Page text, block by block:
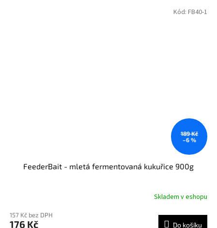
189 Kč
–6 %
FeederBait - mletá fermentovaná kukuřice 900g
Skladem v eshopu
157 Kč bez DPH
176 Kč Do košíku
Kód: FB40-1